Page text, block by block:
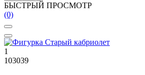
БЫСТРЫЙ ПРОСМОТР
(0)
1
103039